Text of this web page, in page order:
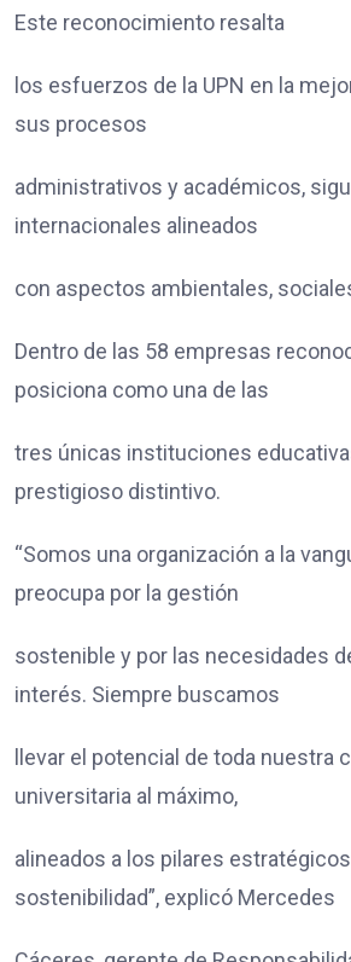
Este reconocimiento resalta
los esfuerzos de la UPN en la
sus procesos
administrativos y académicos,
internacionales alineados
con aspectos ambientales,
Dentro de las 58 empresas
posiciona como una de las
tres únicas instituciones
prestigioso distintivo.
“Somos una organización a la
preocupa por la gestión
sostenible y por las necesidades
interés. Siempre buscamos
llevar el potencial de toda nuestra
universitaria al máximo,
alineados a los pilares
sostenibilidad”, explicó Mercedes